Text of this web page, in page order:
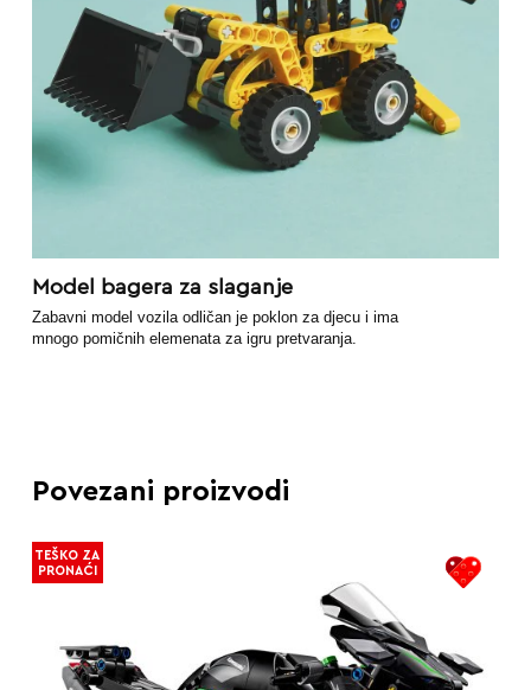
Model bagera za slaganje
Zabavni model vozila odličan je poklon za djecu i ima
mnogo pomičnih elemenata za igru pretvaranja.
Povezani proizvodi
TEŠKO ZA
PRONAĆI